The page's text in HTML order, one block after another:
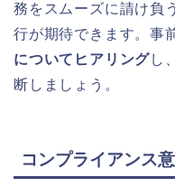
務をスムーズに請け負
行が期待できます。事
についてヒアリングし
断しましょう。
コンプライアンス